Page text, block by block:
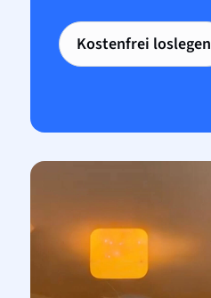
Kostenfrei loslegen